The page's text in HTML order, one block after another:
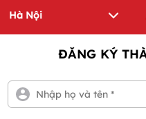
ĐĂNG KÝ